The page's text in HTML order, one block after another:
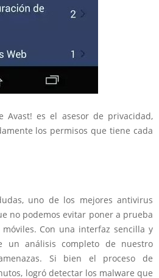
Avast! es el asesor de privacidad,
los permisos que tiene cada
uno de los mejores antivirus
no podemos evitar poner a prueba
Con una interfaz sencilla y
un análisis completo de nuestro
Si bien el proceso de
logró detectar los malware que